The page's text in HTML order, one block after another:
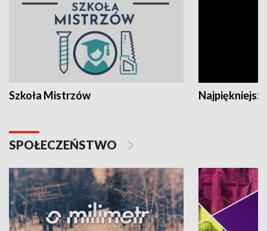
Szkoła Mistrzów
SPOŁECZEŃSTWO